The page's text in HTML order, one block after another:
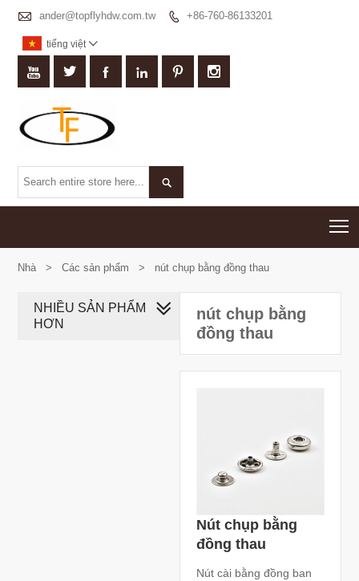
 ander@topflyhdw.com.tw  +86-760-86133201
tiếng việt 
     

Nhà > Các sản phẩm > nút chụp bằng đồng thau
nút chụp bằng
đồng thau
Nút chụp bằng
đồng thau
Nút cài bằng đồng ban
NHIỀU SẢN PHẨM
HƠN